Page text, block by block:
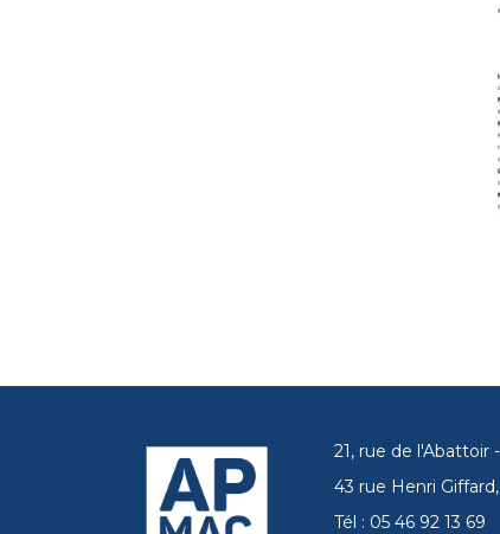
21, rue de l'Abattoir
43 rue Henri
Tél : 05 46 92 13 69